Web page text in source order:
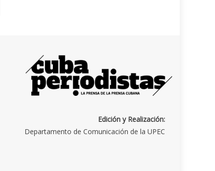
Edición y Realización:
Departamento de Comunicación de la UPEC